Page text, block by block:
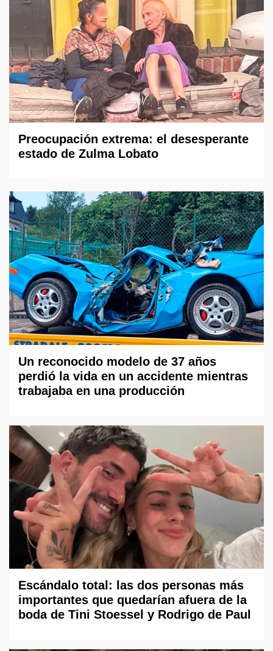
Preocupación extrema: el desesperante
estado de Zulma Lobato
Un reconocido modelo de 37 años
perdió la vida en un accidente mientras
trabajaba en una producción
Escándalo total: las dos personas más
importantes que quedarían afuera de la
boda de Tini Stoessel y Rodrigo de Paul